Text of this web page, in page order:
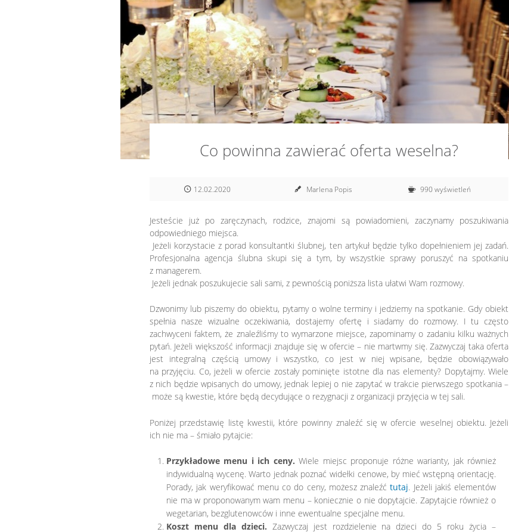
Co powinna zawierać oferta weselna?
12.02.2020 Marlena Popis 990 wyświetleń
Jesteście już po zaręczynach, rodzice, znajomi są powiadomieni, zaczynamy poszukiwania
odpowiedniego miejsca.
Jeżeli korzystacie z porad konsultantki ślubnej, ten artykuł będzie tylko dopełnieniem jej zadań.
Profesjonalna agencja ślubna skupi się a tym, by wszystkie sprawy poruszyć na spotkaniu
z managerem.
Jeżeli jednak poszukujecie sali sami, z pewnością poniższa lista ułatwi Wam rozmowy.
Dzwonimy lub piszemy do obiektu, pytamy o wolne terminy i jedziemy na spotkanie. Gdy obiekt
spełnia nasze wizualne oczekiwania, dostajemy ofertę i siadamy do rozmowy. I tu często
zachwyceni faktem, że znaleźliśmy to wymarzone miejsce, zapominamy o zadaniu kilku ważnych
pytań. Jeżeli większość informacji znajduje się w ofercie – nie martwmy się. Zazwyczaj taka oferta
jest integralną częścią umowy i wszystko, co jest w niej wpisane, będzie obowiązywało
na przyjęciu. Co, jeżeli w ofercie zostały pominięte istotne dla nas elementy? Dopytajmy. Wiele
z nich będzie wpisanych do umowy, jednak lepiej o nie zapytać w trakcie pierwszego spotkania –
może są kwestie, które będą decydujące o rezygnacji z organizacji przyjęcia w tej sali.
Poniżej przedstawię listę kwestii, które powinny znaleźć się w ofercie weselnej obiektu. Jeżeli
ich nie ma – śmiało pytajcie:
Przykładowe menu i ich ceny. Wiele miejsc proponuje różne warianty, jak również
indywidualną wycenę. Warto jednak poznać widełki cenowe, by mieć wstępną orientację.
Porady, jak weryfikować menu co do ceny, możesz znaleźćtutaj. Jeżeli jakiś elementów
nie ma w proponowanym wam menu – koniecznie o nie dopytajcie. Zapytajcie również o
wegetarian, bezglutenowców i inne ewentualne specjalne menu.
Koszt menu dla dzieci. Zazwyczaj jest rozdzielenie na dzieci do 5 roku życia –